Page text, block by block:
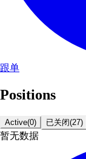
跟单
Positions
Active(0) 已关闭(27)
暂无数据